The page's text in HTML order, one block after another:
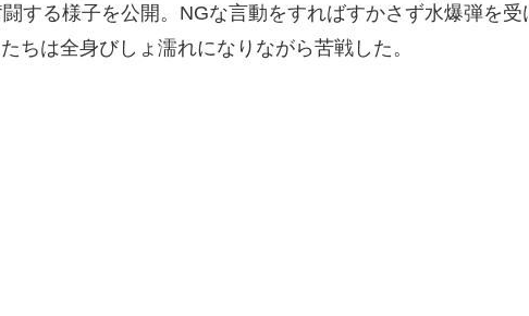
闘する様子を公開。NGな言動をすればすかさず水爆弾を
ちは全身びしょ濡れになりながら苦戦した。